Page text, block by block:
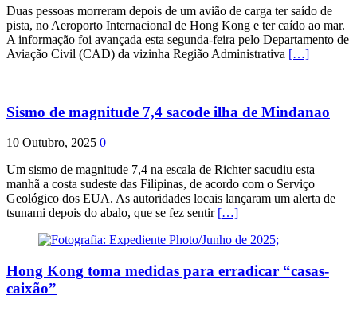
Duas pessoas morreram depois de um avião de carga ter saído de
pista, no Aeroporto Internacional de Hong Kong e ter caído ao mar.
A informação foi avançada esta segunda-feira pelo Departamento de
Aviação Civil (CAD) da vizinha Região Administrativa […]
Sismo de magnitude 7,4 sacode ilha de Mindanao
10 Outubro, 2025 0
Um sismo de magnitude 7,4 na escala de Richter sacudiu esta
manhã a costa sudeste das Filipinas, de acordo com o Serviço
Geológico dos EUA. As autoridades locais lançaram um alerta de
tsunami depois do abalo, que se fez sentir […]
Hong Kong toma medidas para erradicar “casas-
caixão”